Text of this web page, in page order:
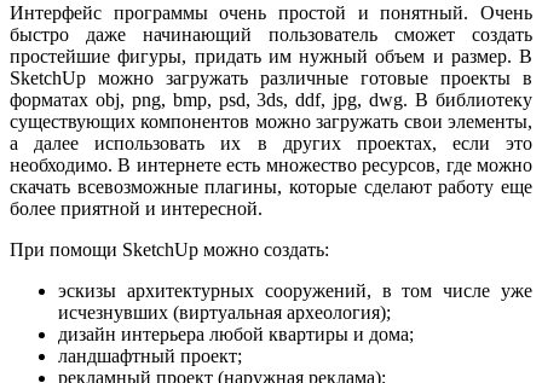
Интерфейс программы очень простой и понятный. Очень
быстро даже начинающий пользователь сможет создать
простейшие фигуры, придать им нужный объем и размер. В
SketchUp можно загружать различные готовые проекты в
форматах obj, png, bmp, psd, 3ds, ddf, jpg, dwg. В библиотеку
существующих компонентов можно загружать свои элементы,
а далее использовать их в других проектах, если это
необходимо. В интернете есть множество ресурсов, где можно
скачать всевозможные плагины, которые сделают работу еще
более приятной и интересной.
При помощи SketchUp можно создать:
эскизы архитектурных сооружений, в том числе уже
исчезнувших (виртуальная археология);
дизайн интерьера любой квартиры и дома;
ландшафтный проект;
рекламный проект (наружная реклама);